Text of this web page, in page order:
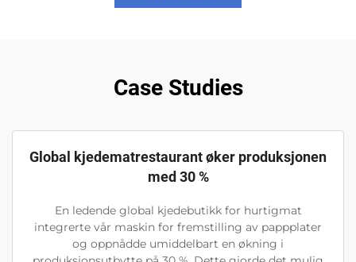
Case Studies
Global kjedematrestaurant øker produksjonen
med 30 %
En ledende global kjedebutikk for hurtigmat
integrerte vår maskin for fremstilling av pappplater
og oppnådde umiddelbart en økning i